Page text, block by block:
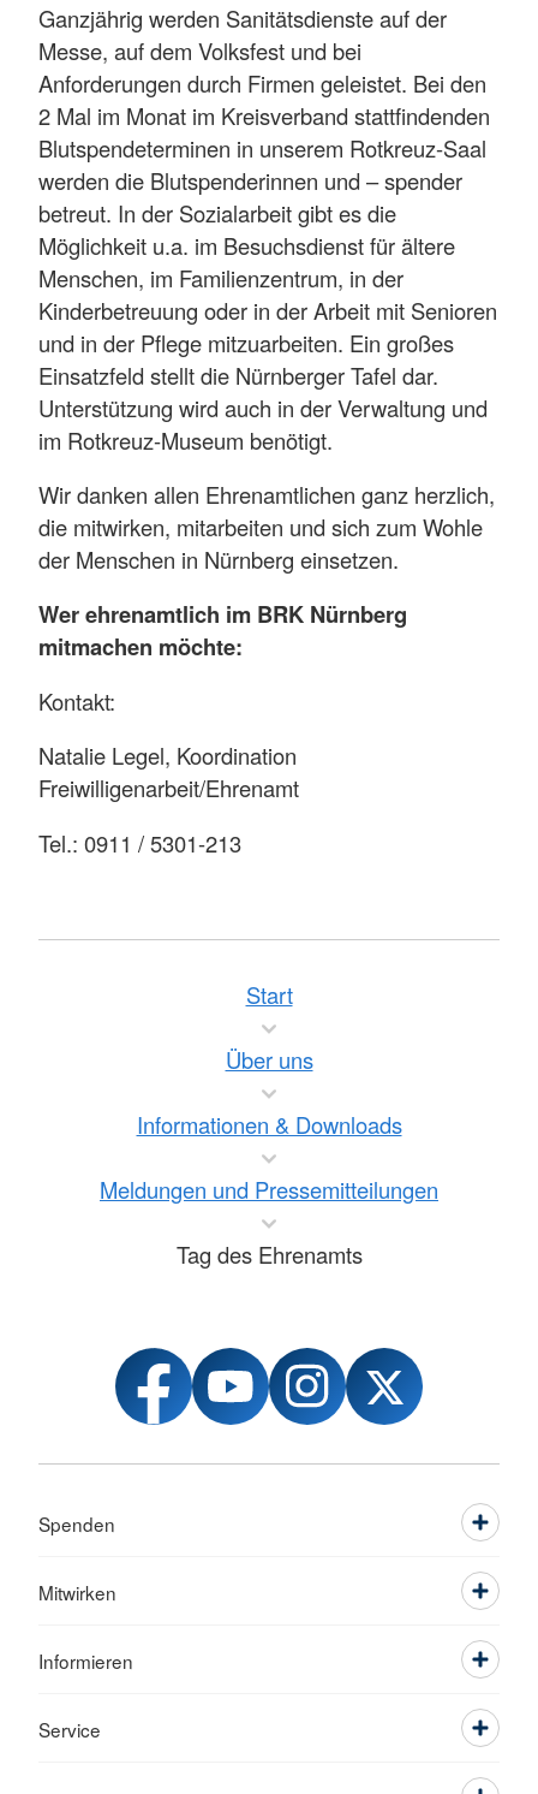
Ganzjährig werden Sanitätsdienste auf der
Messe, auf dem Volksfest und bei
Anforderungen durch Firmen geleistet. Bei den
2 Mal im Monat im Kreisverband stattfindenden
Blutspendeterminen in unserem Rotkreuz-Saal
werden die Blutspenderinnen und – spender
betreut. In der Sozialarbeit gibt es die
Möglichkeit u.a. im Besuchsdienst für ältere
Menschen, im Familienzentrum, in der
Kinderbetreuung oder in der Arbeit mit Senioren
und in der Pflege mitzuarbeiten. Ein großes
Einsatzfeld stellt die Nürnberger Tafel dar.
Unterstützung wird auch in der Verwaltung und
im Rotkreuz-Museum benötigt.
Wir danken allen Ehrenamtlichen ganz herzlich,
die mitwirken, mitarbeiten und sich zum Wohle
der Menschen in Nürnberg einsetzen.
Wer ehrenamtlich im BRK Nürnberg
mitmachen möchte:
Kontakt:
Natalie Legel, Koordination
Freiwilligenarbeit/Ehrenamt
Tel.: 0911 / 5301-213
Start
Über uns
Informationen & Downloads
Meldungen und Pressemitteilungen
Tag des Ehrenamts
Spenden
Mitwirken
Informieren
Service